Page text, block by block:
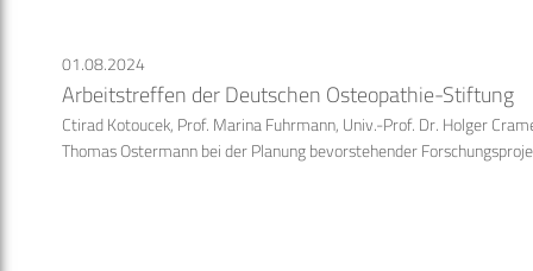
01.08.2024
Arbeitstreffen der Deutschen Osteopathie-Stiftung
Ctirad Kotoucek, Prof. Marina Fuhrmann, Univ.-Prof. Dr. Holger
Thomas Ostermann bei der Planung bevorstehender